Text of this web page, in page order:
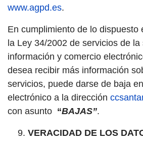
www.agpd.es.
En cumplimiento de lo dispuesto
la Ley 34/2002 de servicios de
información y comercio
desea recibir más información
servicios, puede darse de baja
electrónico a la dirección
con asunto “BAJAS”.
VERACIDAD DE LOS